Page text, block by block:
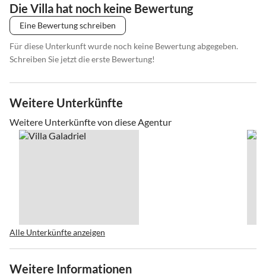
Die Villa hat noch keine Bewertung
Eine Bewertung schreiben
Für diese Unterkunft wurde noch keine Bewertung abgegeben.
Schreiben Sie jetzt die erste Bewertung!
Weitere Unterkünfte
Weitere Unterkünfte von diese Agentur
Alle Unterkünfte anzeigen
Weitere Informationen